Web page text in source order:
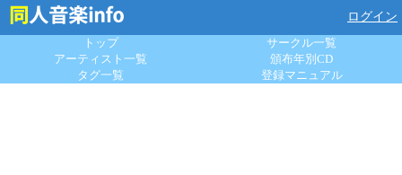
ログイン
トップ
サークル一覧
アーティスト一覧
頒布年別CD
タグ一覧
登録マニュアル